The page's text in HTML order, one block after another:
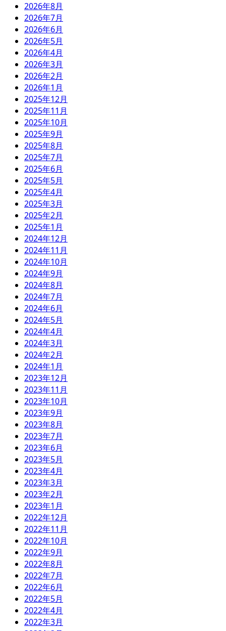
2026年8月
2026年7月
2026年6月
2026年5月
2026年4月
2026年3月
2026年2月
2026年1月
2025年12月
2025年11月
2025年10月
2025年9月
2025年8月
2025年7月
2025年6月
2025年5月
2025年4月
2025年3月
2025年2月
2025年1月
2024年12月
2024年11月
2024年10月
2024年9月
2024年8月
2024年7月
2024年6月
2024年5月
2024年4月
2024年3月
2024年2月
2024年1月
2023年12月
2023年11月
2023年10月
2023年9月
2023年8月
2023年7月
2023年6月
2023年5月
2023年4月
2023年3月
2023年2月
2023年1月
2022年12月
2022年11月
2022年10月
2022年9月
2022年8月
2022年7月
2022年6月
2022年5月
2022年4月
2022年3月